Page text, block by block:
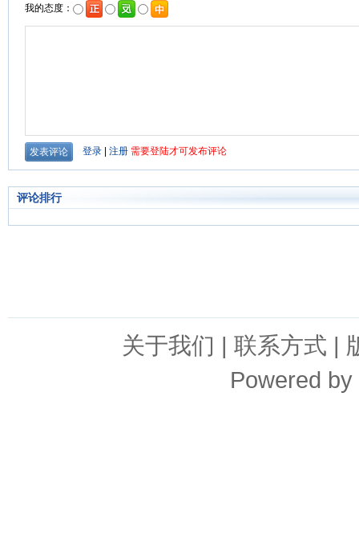
评论排行
关于我们 | 联系方式 |
Powered by